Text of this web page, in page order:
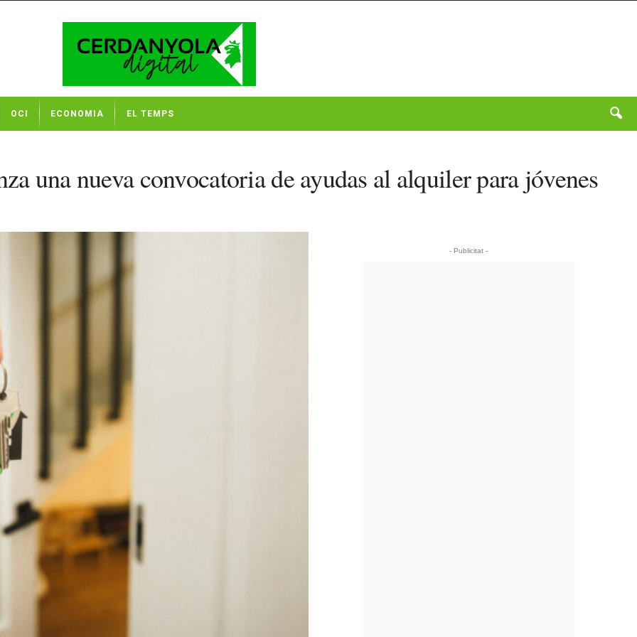
OCI ECONOMIA EL TEMPS
una nueva convocatoria de ayudas al alquiler para jóvenes
- Publicitat -